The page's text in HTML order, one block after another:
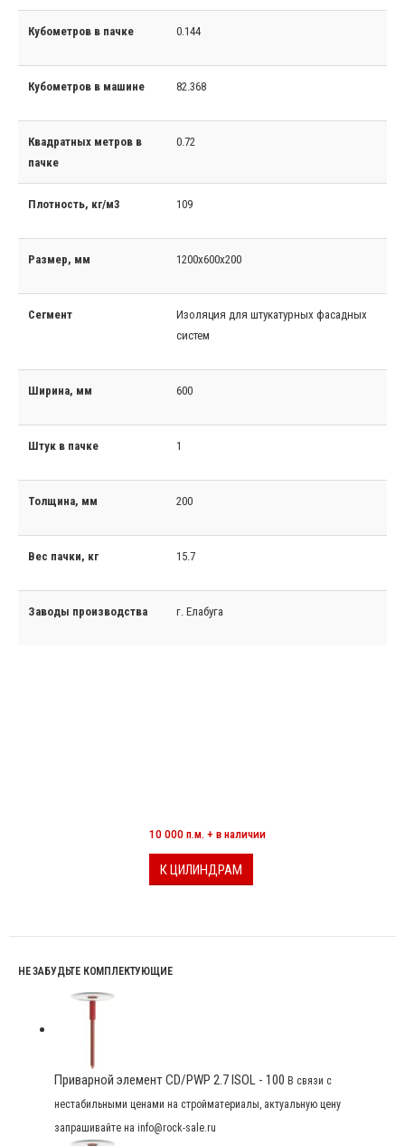
Кубометров в пачке 0.144
Кубометров в машине 82.368
Квадратных метров в
пачке
0.72
Плотность, кг/м3 109
Размер, мм 1200x600x200
Сегмент
Изоляция для штукатурных фасадных
систем
Ширина, мм 600
Штук в пачке 1
Толщина, мм 200
Вес пачки, кг 15.7
Заводы производства г. Елабуга
10 000 п.м. + в наличии
К ЦИЛИНДРАМ
НЕ ЗАБУДЬТЕ КОМПЛЕКТУЮЩИЕ
Приварной элемент CD/PWP 2.7 ISOL - 100 В связи с
нестабильными ценами на стройматериалы, актуальную цену
запрашивайте на info@rock-sale.ru